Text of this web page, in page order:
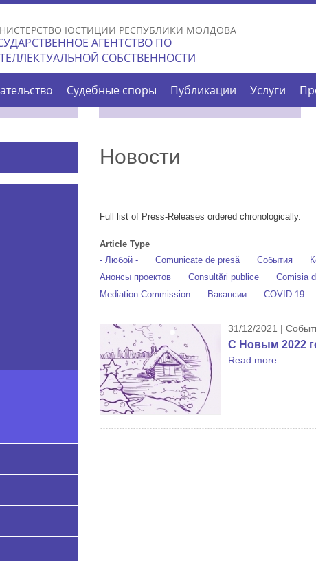
Skip to
main
content
ЮСТИЦИИ РЕСПУБЛИКИ МОЛДОВА
АГЕНТСТВО ПО
СОБСТВЕННОСТИ
Судебные споры Публикации Услуги
Новости
Full list of Press-Releases ordered chronologically.
Article Type
- Любой -
Comunicate de presă События
Анонсы проектов
Consultări publice Comisia
Mediation Commission
Вакансии COVID-19
31/12/2021 |
С Новым 2022
Read more